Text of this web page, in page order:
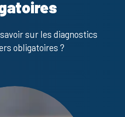
sur les diagnostics
obligatoires ?